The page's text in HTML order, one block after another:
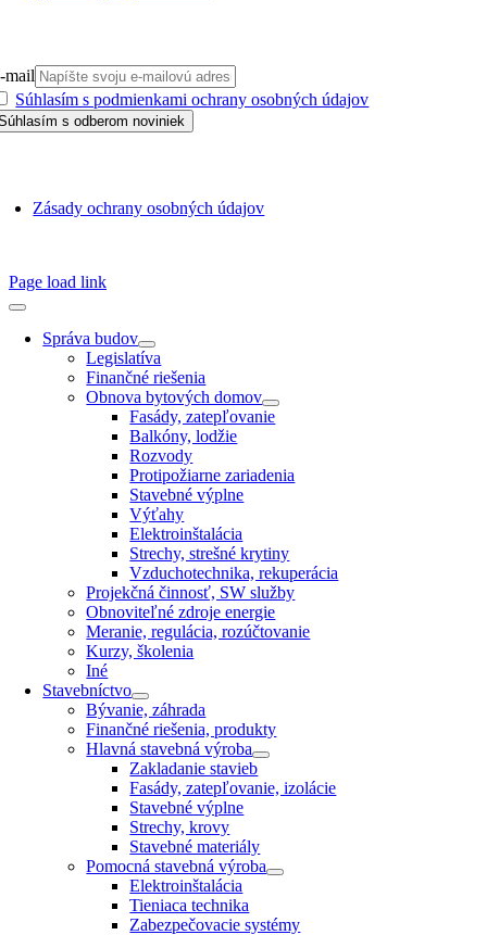
mail
Súhlasím s podmienkami ochrany osobných údajov
Zásady ochrany osobných údajov
Page load link
Správa budov
Legislatíva
Finančné riešenia
Obnova bytových domov
Fasády, zatepľovanie
Balkóny, lodžie
Rozvody
Protipožiarne zariadenia
Stavebné výplne
Výťahy
Elektroinštalácia
Strechy, strešné krytiny
Vzduchotechnika, rekuperácia
Projekčná činnosť, SW služby
Obnoviteľné zdroje energie
Meranie, regulácia, rozúčtovanie
Kurzy, školenia
Iné
Stavebníctvo
Bývanie, záhrada
Finančné riešenia, produkty
Hlavná stavebná výroba
Zakladanie stavieb
Fasády, zatepľovanie, izolácie
Stavebné výplne
Strechy, krovy
Stavebné materiály
Pomocná stavebná výroba
Elektroinštalácia
Tieniaca technika
Zabezpečovacie systémy